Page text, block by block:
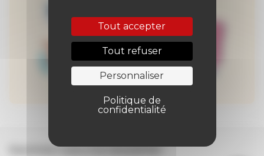
Tout accepter
Tout refuser
Personnaliser
Politique de
confidentialité
Inscrivez-vous à la newsletter